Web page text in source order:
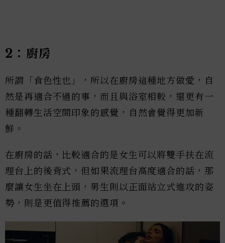
2：廚房
所謂「食色性也」，所以在廚房這種地方做愛，自
然是再適合不過的事，而且與浴室相較，還更有一
種翻轉生活空間印象的感覺，自然會覺得更加新
鮮。
在廚房的話，比較適合的是女生可以將雙手扶在流
理台上的後背式，但如果流理台高度適合的話，那
麼讓女生坐在上頭，男生則以正面站立式進攻的姿
勢，則是更值得推薦的選項。